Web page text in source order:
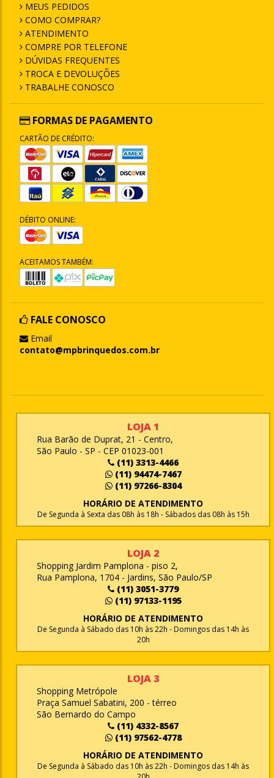
MEUS PEDIDOS
COMO COMPRAR?
ATENDIMENTO
COMPRE POR TELEFONE
DÚVIDAS FREQUENTES
TROCA E DEVOLUÇÕES
TRABALHE CONOSCO
FORMAS DE PAGAMENTO
CARTÃO DE CRÉDITO:
DÉBITO ONLINE:
ACEITAMOS TAMBÉM:
FALE CONOSCO
Email
contato@mpbrinquedos.com.br
LOJA 1
Rua Barão de Duprat, 21 - Centro,
São Paulo - SP - CEP 01023-001
(11) 3313-4466
(11) 94474-7467
(11) 97266-8304
HORÁRIO DE ATENDIMENTO
De Segunda à Sexta das 08h às 18h - Sábados das 08h às 15h
LOJA 2
Shopping Jardim Pamplona - piso 2,
Rua Pamplona, 1704 - Jardins, São Paulo/SP
(11) 3051-3779
(11) 97133-1195
HORÁRIO DE ATENDIMENTO
De Segunda à Sábado das 10h às 22h - Domingos das 14h às
20h
LOJA 3
Shopping Metrópole
Praça Samuel Sabatini, 200 - térreo
São Bernardo do Campo
(11) 4332-8567
(11) 97562-4778
HORÁRIO DE ATENDIMENTO
De Segunda à Sábado das 10h às 22h - Domingos das 14h às